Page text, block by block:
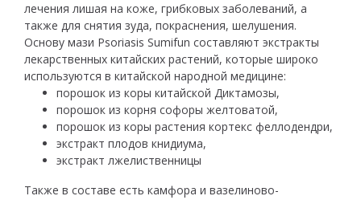
лечения лишая на коже, грибковых заболеваний, а
также для снятия зуда, покраснения, шелушения.
Основу мази Psoriasis Sumifun составляют экстракты
лекарственных китайских растений, которые широко
используются в китайской народной медицине:
порошок из коры китайской Диктамозы,
порошок из корня софоры желтоватой,
порошок из коры растения кортекс феллодендри,
экстракт плодов книдиума,
экстракт лжелиственницы
Также в составе есть камфора и вазелиново-